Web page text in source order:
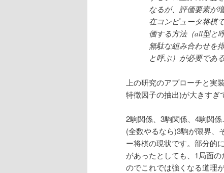
なるが、評価要素が
在コンピュータ将棋
価する方法（all型と
無駄な組み合わせを
と呼ぶ）が必要である
上の研究のアプローチと実
特徴因子の抽出)が大きすぎ
2駒関係、3駒関係、4駒関
(全数やるなら)3駒が限界、
ー将棋の現状です。部分的
があったとしても、1局面
のでこれでは強くなる道理